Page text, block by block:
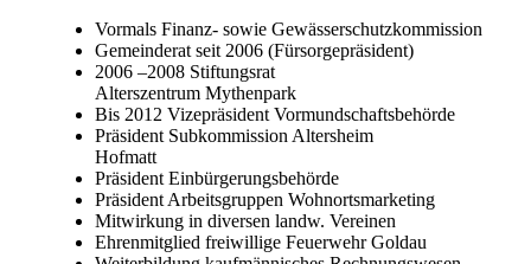
Vormals Finanz- sowie Gewässerschutzkommission
Gemeinderat seit 2006 (Fürsorgepräsident)
2006 –2008 Stiftungsrat
Alterszentrum Mythenpark
Bis 2012 Vizepräsident Vormundschaftsbehörde
Präsident Subkommission Altersheim
Hofmatt
Präsident Einbürgerungsbehörde
Präsident Arbeitsgruppen Wohnortsmarketing
Mitwirkung in diversen landw. Vereinen
Ehrenmitglied freiwillige Feuerwehr Goldau